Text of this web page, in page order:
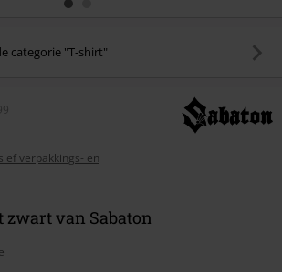
categorie "T-shirt"
verpakkings- en
zwart van Sabaton